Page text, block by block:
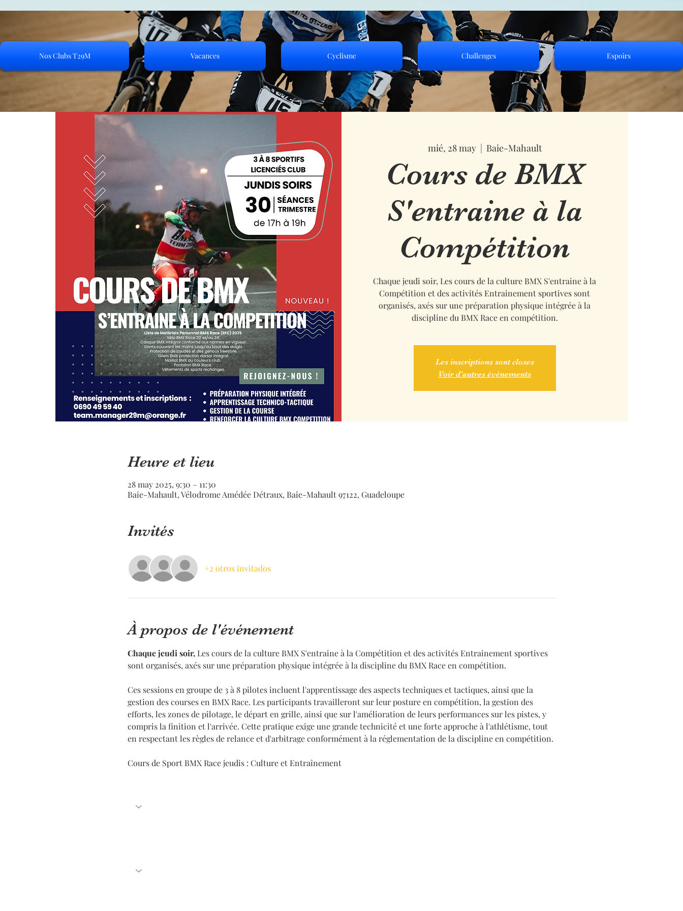
Nos Clubs T29M Vacances Cyclisme Challenges Espoirs
mié, 28 may
  |
Baie-Mahault
Cours de BMX
S'entraine à la
Compétition
Chaque jeudi soir, Les cours de la culture BMX S'entraine à la
Compétition et des activités Entrainement sportives sont
organisés, axés sur une préparation physique intégrée à la
discipline du BMX Race en compétition.
Les inscriptions sont closes
Voir d'autres événements
Heure et lieu
28 may 2025, 9:30 – 11:30
Baie-Mahault, Vélodrome Amédée Détraux, Baie-Mahault 97122, Guadeloupe
Invités
+2 otros invitados
À propos de l'événement
Chaque jeudi soir, Les cours de la culture BMX S'entraine à la Compétition et des activités Entrainement sportives
sont organisés, axés sur une préparation physique intégrée à la discipline du BMX Race en compétition.
Ces sessions en groupe de 3 à 8 pilotes incluent l'apprentissage des aspects techniques et tactiques, ainsi que la
gestion des courses en BMX Race. Les participants travailleront sur leur posture en compétition, la gestion des
efforts, les zones de pilotage, le départ en grille, ainsi que sur l'amélioration de leurs performances sur les pistes, y
compris la finition et l'arrivée. Cette pratique exige une grande technicité et une forte approche à l'athlétisme, tout
en respectant les règles de relance et d'arbitrage conformément à la réglementation de la discipline en compétition.
Cours de Sport BMX Race jeudis : Culture et Entraînement